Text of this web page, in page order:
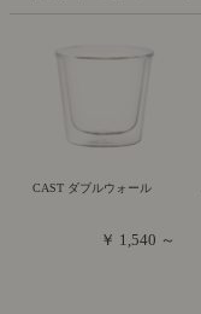
CAST ダブルウォール
￥ 1,540 ～